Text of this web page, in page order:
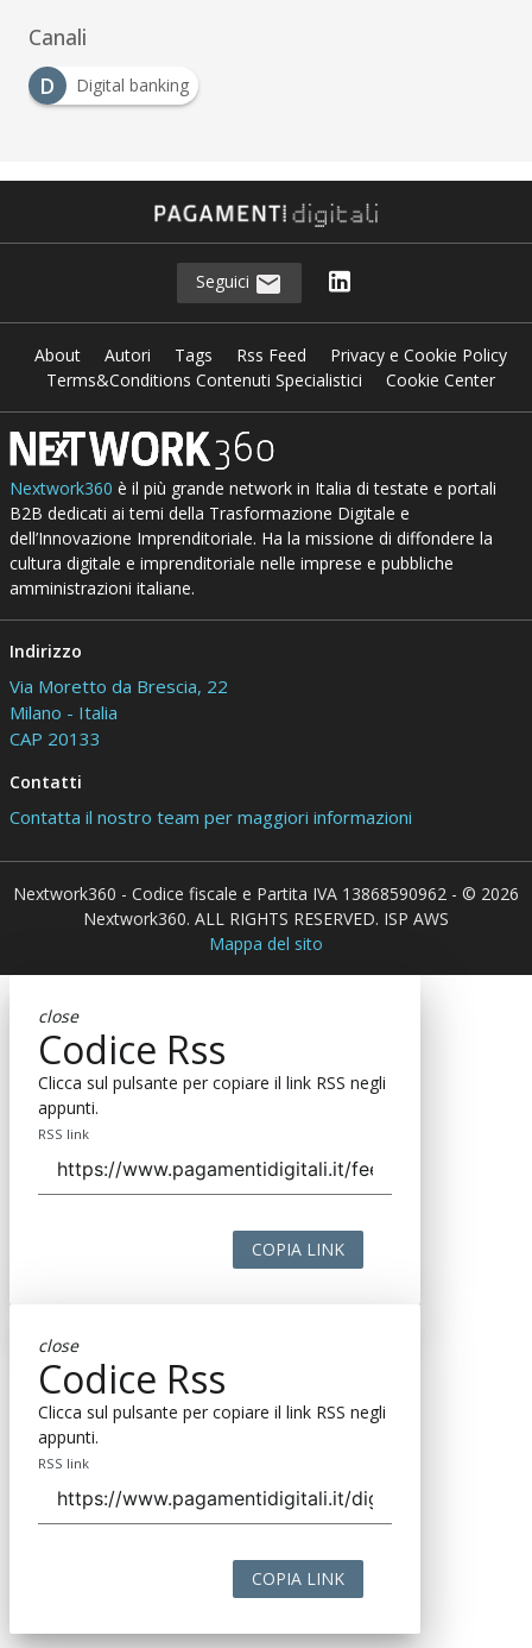
Canali
D
Digital banking
Seguici
About Autori Tags Rss Feed
Privacy e Cookie Policy
Terms&Conditions Contenuti Specialistici
Cookie Center
Nextwork360 è il più grande network in Italia di testate e portali
B2B dedicati ai temi della Trasformazione Digitale e
dell’Innovazione Imprenditoriale. Ha la missione di diffondere la
cultura digitale e imprenditoriale nelle imprese e pubbliche
amministrazioni italiane.
Indirizzo
Via Moretto da Brescia, 22
Milano - Italia
CAP 20133
Contatti
Contatta il nostro team per maggiori informazioni
Nextwork360 - Codice fiscale e Partita IVA 13868590962 - © 2026
Nextwork360. ALL RIGHTS RESERVED. ISP AWS
Mappa del sito
close
Codice Rss
Clicca sul pulsante per copiare il link RSS negli
appunti.
RSS link
COPIA LINK
close
Codice Rss
Clicca sul pulsante per copiare il link RSS negli
appunti.
RSS link
COPIA LINK